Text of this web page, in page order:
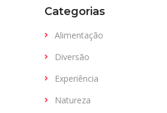
Categorias
Alimentação
Diversão
Experiência
Natureza